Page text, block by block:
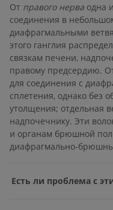
От правого нерва одна
соединения в
диафрагмальными
этого ганглия
связкам печени,
правому предсердию.
для соединения с
сплетения, однако без
утолщения; отдельная
надпочечнику. Эти
и органам брюшной
диафрагмально-
Есть ли проблема с